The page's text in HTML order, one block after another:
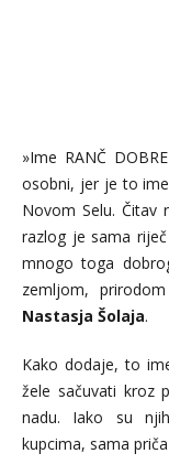
»Ime RANČ
osobni, jer je to
Novom Selu. Čitav
razlog je sama
mnogo toga
zemljom,
Nastasja Šolaja.
Kako dodaje, to
žele sačuvati kroz
nadu. Iako su
kupcima, sama